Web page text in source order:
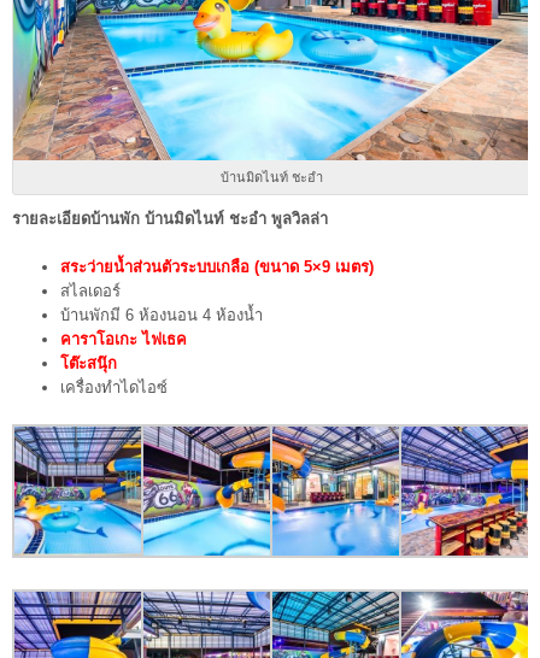
บ้านมิดไนท์ ชะอำ
รายละเอียดบ้านพัก บ้านมิดไนท์ ชะอำ พูลวิลล่า
สระว่ายน้ำส่วนตัวระบบเกลือ (ขนาด 5×9 เมตร)
สไลเดอร์
บ้านพักมี 6 ห้องนอน 4 ห้องน้ำ
คาราโอเกะ ไฟเธค
โต๊ะสนุ๊ก
เครื่องทำไดไอซ์